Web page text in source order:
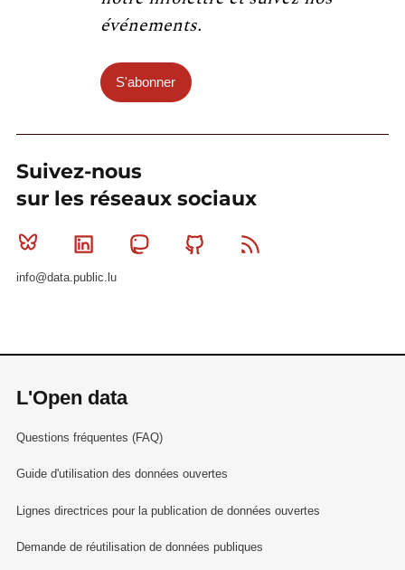
événements.
S'abonner
Suivez-nous
sur les réseaux sociaux
Bluesky Linkedin MastodonGithub
info@data.public.lu
L'Open data
Questions fréquentes (FAQ)
Guide d'utilisation des données ouvertes
Lignes directrices pour la publication de données ouvertes
Demande de réutilisation de données publiques